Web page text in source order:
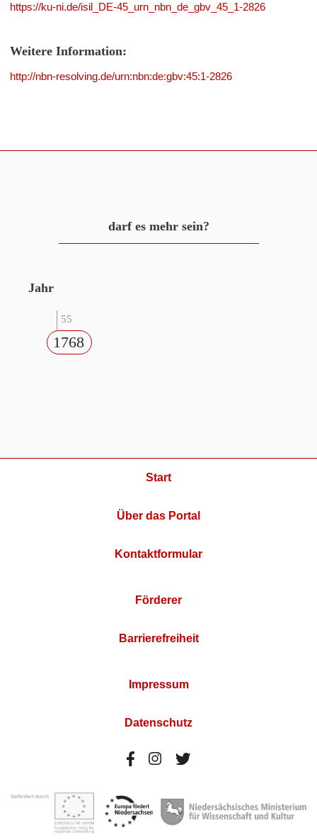
https://ku-ni.de/isil_DE-45_urn_nbn_de_gbv_45_1-2826
Weitere Information:
http://nbn-resolving.de/urn:nbn:de:gbv:45:1-2826
darf es mehr sein?
Jahr
55
1768
Start
Über das Portal
Kontaktformular
Förderer
Barrierefreiheit
Impressum
Datenschutz